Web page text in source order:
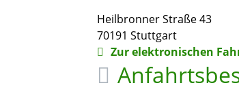
Heilbronner Straße 43
70191 Stuttgart
Zur elektronischen